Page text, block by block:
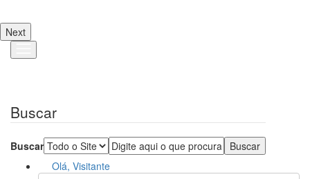
Next
Buscar
Buscar
Olá, Visitante